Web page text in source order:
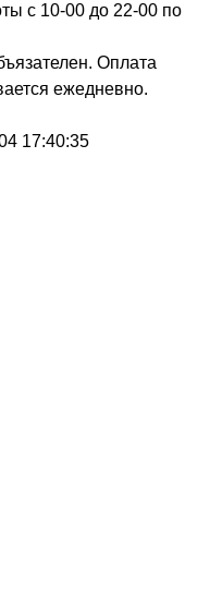
с 10-00 до 22-00 по
Оплата
ежедневно.
17:40:35